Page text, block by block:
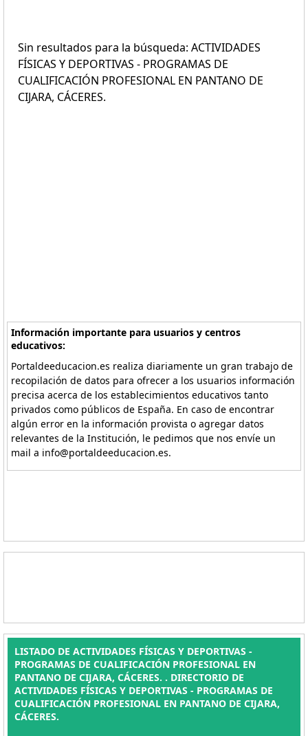
Sin resultados para la búsqueda: ACTIVIDADES
FÍSICAS Y DEPORTIVAS - PROGRAMAS DE
CUALIFICACIÓN PROFESIONAL EN PANTANO DE
CIJARA, CÁCERES.
Información importante para usuarios y centros
educativos:
Portaldeeducacion.es realiza diariamente un gran trabajo de
recopilación de datos para ofrecer a los usuarios información
precisa acerca de los establecimientos educativos tanto
privados como públicos de España. En caso de encontrar
algún error en la información provista o agregar datos
relevantes de la Institución, le pedimos que nos envíe un
mail a info@portaldeeducacion.es.
LISTADO DE ACTIVIDADES FÍSICAS Y DEPORTIVAS -
PROGRAMAS DE CUALIFICACIÓN PROFESIONAL EN
PANTANO DE CIJARA, CÁCERES. . DIRECTORIO DE
ACTIVIDADES FÍSICAS Y DEPORTIVAS - PROGRAMAS DE
CUALIFICACIÓN PROFESIONAL EN PANTANO DE CIJARA,
CÁCERES.